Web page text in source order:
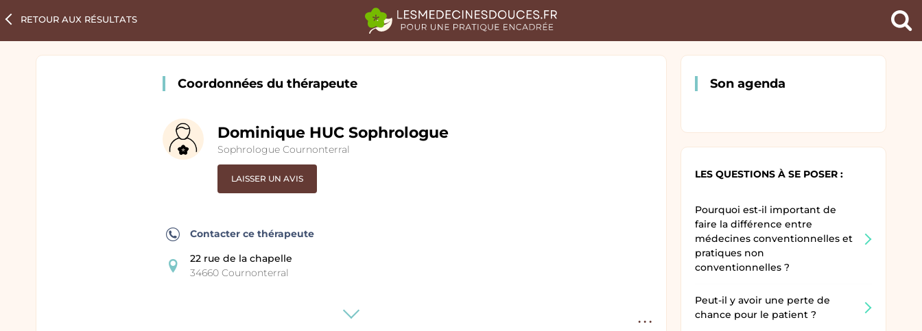
un
RETOUR AUX RÉSULTATS
Coordonnées du thérapeute
Dominique HUC Sophrologue
Sophrologue Cournonterral
LAISSER UN AVIS
Contacter ce thérapeute
22 rue de la chapelle
34660 Cournonterral
plus
Son agenda
LES QUESTIONS À SE POSER :
Pourquoi est-il important de
faire la différence entre
médecines conventionnelles et
pratiques non
conventionnelles ?
Peut-il y avoir une perte de
chance pour le patient ?